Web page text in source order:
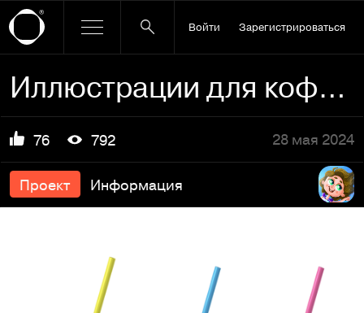
Войти Зарегистрироваться
Иллюстрации для кофейных стаканчиков
76 792 28 мая 2024
Проект Информация